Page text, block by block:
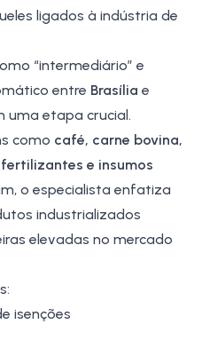
ligados à indústria de
“intermediário” e
entre Brasília e
uma etapa crucial.
como café, carne bovina,
e insumos
o especialista enfatiza
industrializados
elevadas no mercado
isenções